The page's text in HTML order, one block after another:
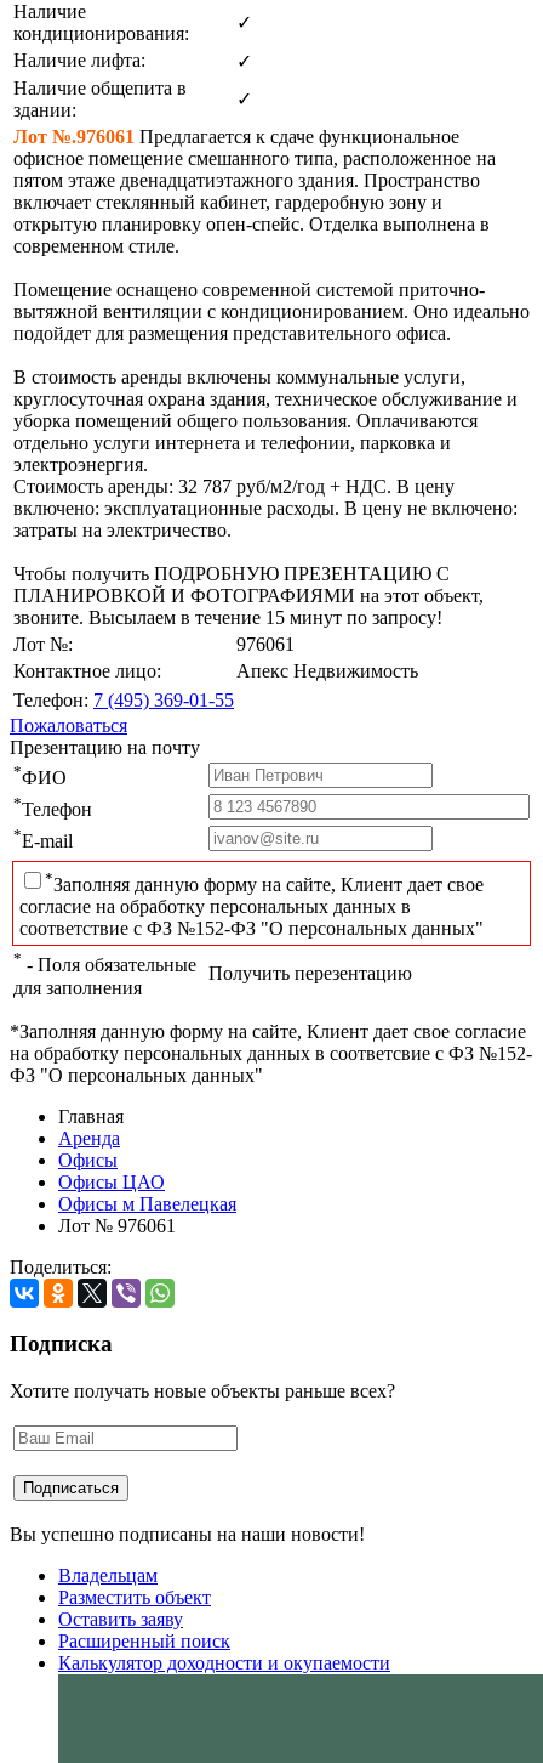
Наличие
кондиционирования:
✓
Наличие лифта:
✓
Наличие общепита в
здании:
✓
Лот №.976061 Предлагается к сдаче функциональное
офисное помещение смешанного типа, расположенное на
пятом этаже двенадцатиэтажного здания. Пространство
включает стеклянный кабинет, гардеробную зону и
открытую планировку опен-спейс. Отделка выполнена в
современном стиле.
Помещение оснащено современной системой приточно-
вытяжной вентиляции с кондиционированием. Оно идеально
подойдет для размещения представительного офиса.
В стоимость аренды включены коммунальные услуги,
круглосуточная охрана здания, техническое обслуживание и
уборка помещений общего пользования. Оплачиваются
отдельно услуги интернета и телефонии, парковка и
электроэнергия.
Стоимость аренды: 32 787 руб/м2/год + НДС. В цену
включено: эксплуатационные расходы. В цену не включено:
затраты на электричество.
Чтобы получить ПОДРОБНУЮ ПРЕЗЕНТАЦИЮ С
ПЛАНИРОВКОЙ И ФОТОГРАФИЯМИ на этот объект,
звоните. Высылаем в течение 15 минут по запросу!
Лот №:
976061
Контактное лицо:
Апекс Недвижимость
Телефон: 7 (495) 369-01-55
Пожаловаться
Презентацию на почту
*ФИО
*Телефон
*E-mail
*Заполняя данную форму на сайте, Клиент дает свое
согласие на обработку персональных данных в
соответствие с ФЗ №152-ФЗ "О персональных данных"
* - Поля обязательные
для заполнения
Получить перезентацию
*Заполняя данную форму на сайте, Клиент дает свое согласие
на обработку персональных данных в соответсвие с ФЗ №152-
ФЗ "О персональных данных"
Главная
Аренда
Офисы
Офисы ЦАО
Офисы м Павелецкая
Лот № 976061
Поделиться:
Подписка
Хотите получать новые объекты раньше всех?
Вы успешно подписаны на наши новости!
Владельцам
Разместить объект
Оставить заяву
Расширенный поиск
Калькулятор доходности и окупаемости